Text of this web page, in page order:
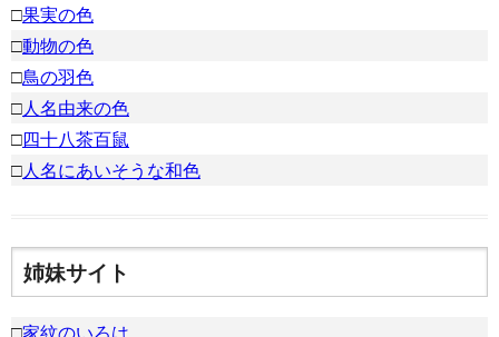
□果実の色
□動物の色
□鳥の羽色
□人名由来の色
□四十八茶百鼠
□人名にあいそうな和色
姉妹サイト